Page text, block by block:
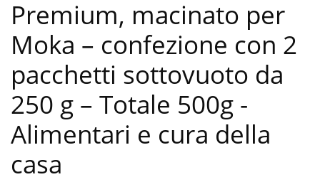
Premium, macinato per
Moka – confezione con 2
pacchetti sottovuoto da
250 g – Totale 500g -
Alimentari e cura della
casa